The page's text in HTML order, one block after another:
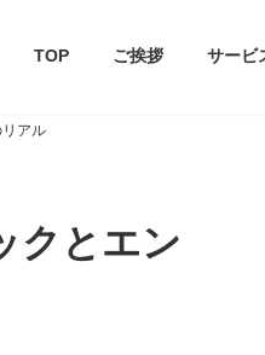
TOP ご挨拶 サービ
アル
クとエン